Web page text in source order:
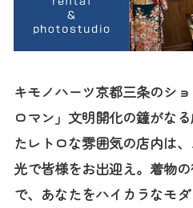
キモノハーツ京都三条のシ
ロマン」文明開化の鐘がな
たレトロな雰囲気の店内は
光で皆様をお出迎え。着物
で、あなたをハイカラなモ